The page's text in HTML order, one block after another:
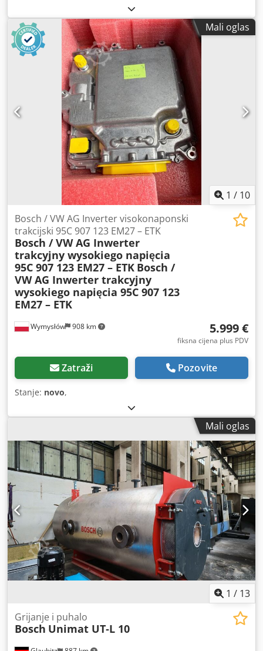
Mali oglas
1 / 10
Wymysłów 908 km
Bosch / VW AG Inverter visokonaponski
trakcijski 95C 907 123 EM27 – ETK
Bosch / VW AG Inwerter
trakcyjny wysokiego napięcia
95C 907 123 EM27 – ETK Bosch /
VW AG Inwerter trakcyjny
wysokiego napięcia 95C 907 123
EM27 – ETK
5.999 €
fiksna cijena plus PDV
Zatraži Pozovite
Stanje: novo,
Mali oglas
1 / 13
Grijanje i puhalo
Bosch Unimat UT‑L 10